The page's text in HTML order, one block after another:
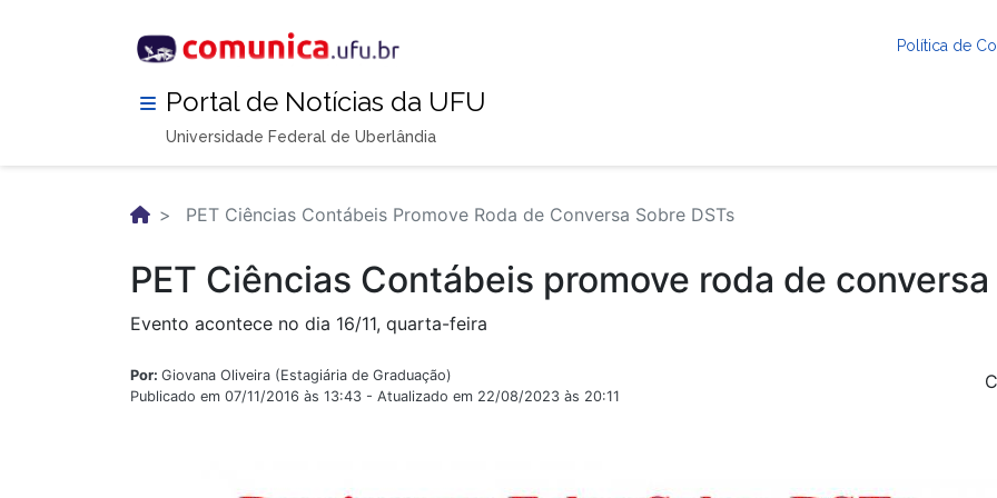
Política de
Portal de Notícias da UFU
Universidade Federal de Uberlândia
PET Ciências Contábeis Promove Roda de Conversa Sobre DSTs
PET Ciências Contábeis promove roda de
Evento acontece no dia 16/11, quarta-feira
Por: Giovana Oliveira (Estagiária de Graduação)
Publicado em 07/11/2016 às 13:43 - Atualizado em 22/08/2023 às 20:11